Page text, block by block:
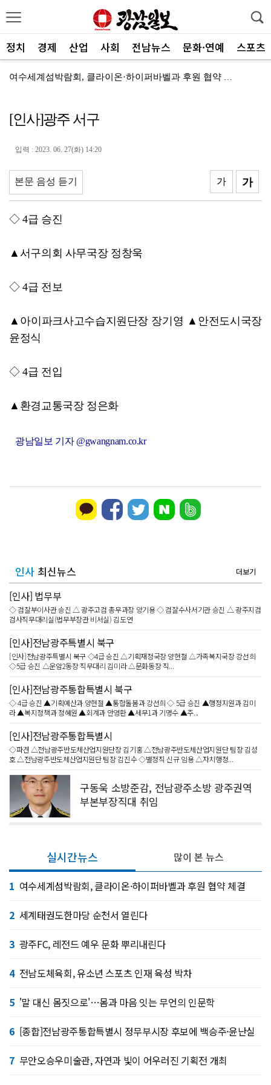
정치 경제 산업 사회 전남뉴스 문화·연예 스포츠
여수세계섬박람회, 클라이온·하이퍼바벨과 후원 협약 체결
광주FC, 레전드 예우 문화 뿌리내린다
[종합]전남광주통합특별시 정무부시장 후보에 백승주·윤난...
[인사]광주 서구
입력 : 2023. 06. 27(화) 14:20
본문 음성 듣기 가
가
◇ 4급 승진
▲서구의회 사무국장 정창욱
◇ 4급 전보
▲아이파크사고수습지원단장 장기영 ▲안전도시국장
윤정식
◇ 4급 전입
▲환경교통국장 정은화
광남일보 기자 @gwangnam.co.kr
인사 최신뉴스 더보기
[인사] 법무부
◇ 검찰부이사관 승진 △ 광주고검 총무과장 양기용 ◇ 검찰수사서기관 승진 △ 광주지검
검사직무대리실(법무부장관 비서실) 김도연
[인사]전남광주특별시 북구
[인사]전남광주특별시 북구 ◇4급 승진 △기획재정국장 양현철 △가족복지국장 강선희
◇5급 승진 △운암2동장 직무대리 김미라 △문화동장 직...
[인사]전남광주통합특별시 북구
◇ 4급 승진 ▲기획예산과 양현철 ▲통합돌봄과 강선희 ◇ 5급 승진 ▲행정지원과 김미
라 ▲복지정책과 정혜원 ▲회계과 안영환 ▲세무1과 기명수 ▲주...
[인사]전남광주통합특별시
◇파견 △전남광주반도체산업지원단장 김기홍 △전남광주반도체산업지원단 팀장 김성
호 △전남광주반도체산업지원단 팀장 김진수 ◇별정직 신규 임용 △자치행정...
구동욱 소방준감, 전남광주소방 광주권역
부본부장직대 취임
실시간뉴스
1 여수세계섬박람회, 클라이온·하이퍼바벨과 후원 협약 체결
2 세계태권도한마당 순천서 열린다
3 광주FC, 레전드 예우 문화 뿌리내린다
4 전남도체육회, 유소년 스포츠 인재 육성 박차
5 '말 대신 몸짓으로'…몸과 마음 잇는 무언의 인문학
6 [종합]전남광주통합특별시 정무부시장 후보에 백승주·윤난실
7 무안오승우미술관, 자연과 빛이 어우러진 기획전 개최
많이 본 뉴스